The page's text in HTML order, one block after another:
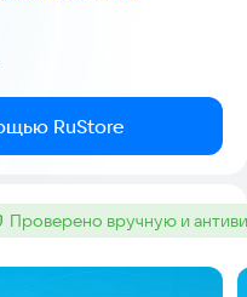
RuStore
:Проверено вручную и